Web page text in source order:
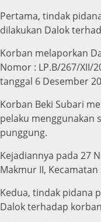
Pertama, tindak
dilakukan Dalok
Korban melaporkan
Nomor : LP.B/267/XII/
tanggal 6 Desember
Korban Beki Subari
pelaku menggunakan
punggung.
Kejadiannya pada 27
Makmur II,
Kedua, tindak pidana
Dalok terhadap